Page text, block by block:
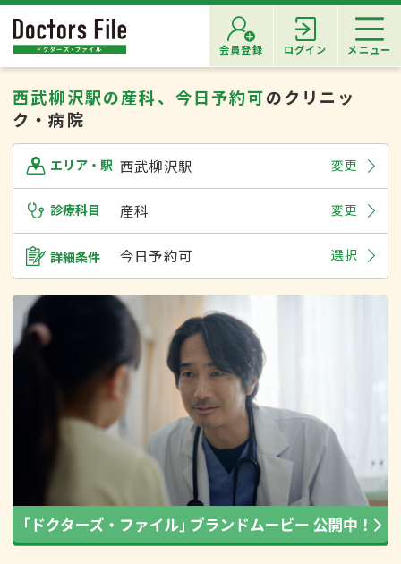
会員登録 ログイン メニュー
西武柳沢駅の産科、今日予約可のクリニッ
ク・病院
エリア・駅 西武柳沢駅 変更
診療科目 産科 変更
詳細条件 今日予約可 選択